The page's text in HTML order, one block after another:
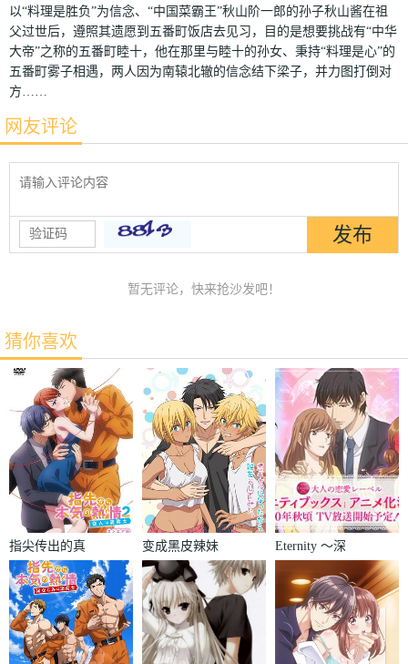
以“料理是胜负”为信念、“中国菜霸王”秋山阶一郎的孙子秋山酱在祖
父过世后，遵照其遗愿到五番町饭店去见习，目的是想要挑战有“中华
大帝”之称的五番町睦十，他在那里与睦十的孙女、秉持“料理是心”的
五番町雾子相遇，两人因为南辕北辙的信念结下梁子，并力图打倒对
方……
网友评论
暂无评论，快来抢沙发吧！
猜你喜欢
指尖传出的真
挚热情2-恋人
是消防员-
变成黑皮辣妹
后和朋友做了
Eternity ～深
夜的濡恋频道
♡～